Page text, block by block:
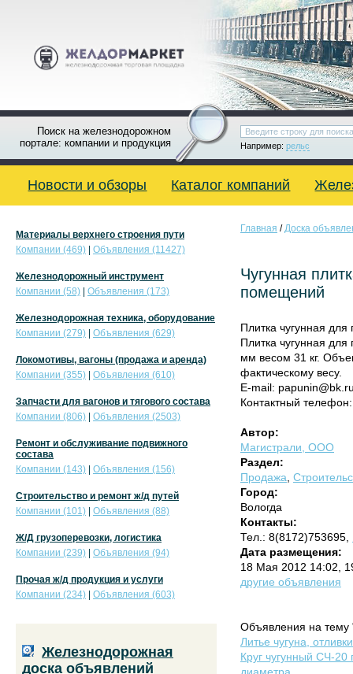
Поиск на железнодорожном
портале: компании и продукция
Например: рельс
Новости и обзоры Каталог компаний
Главная /Доска
Чугунная
помещений
Плитка чугунная
Плитка чугунная
мм весом 31 кг.
фактическому весу.
E-mail:
Контактный
Автор:
Магистрали, ООО
Раздел:
Продажа
Город:
Вологда
Контакты:
Тел.: 8(8172)753695,
Дата размещения:
18 Мая 2012 14:02,
другие объявления
Объявления на тему
Литье чугуна,
Круг чугунный СЧ-20
Материалы верхнего строения пути
Компании (469)
Объявления (11427)
Железнодорожный инструмент
Компании (58)
Объявления (173)
Железнодорожная техника, оборудование
Компании (279)
Объявления (629)
Локомотивы, вагоны (продажа и аренда)
Компании (355)
Объявления (610)
Запчасти для вагонов и тягового состава
Компании (806)
Объявления (2503)
Ремонт и обслуживание подвижного
состава
Компании (143)
Объявления (156)
Строительство и ремонт ж/д путей
Компании (101)
Объявления (88)
Ж/Д грузоперевозки, логистика
Компании (239)
Объявления (94)
Прочая ж/д продукция и услуги
Компании (234)
Объявления (603)
Железнодорожная
доска объявлений